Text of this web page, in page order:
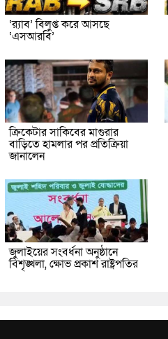
‘র‍্যাব’ বিলুপ্ত করে আসছে
‘এসআরবি’
ক্রিকেটার সাকিবের মাগুরার
বাড়িতে হামলার পর প্রতিক্রিয়া
জানালেন
জুলাইয়ের সংবর্ধনা অনুষ্ঠানে
বিশৃঙ্খলা, ক্ষোভ প্রকাশ রাষ্ট্রপতির